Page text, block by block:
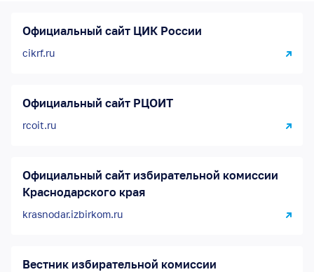
Официальный сайт ЦИК России
cikrf.ru
Официальный сайт РЦОИТ
rcoit.ru
Официальный сайт избирательной комиссии
Краснодарского края
krasnodar.izbirkom.ru
Вестник избирательной комиссии